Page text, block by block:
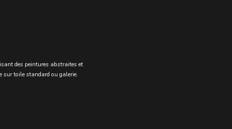
des peintures abstraites et
sur toile standard ou galerie.